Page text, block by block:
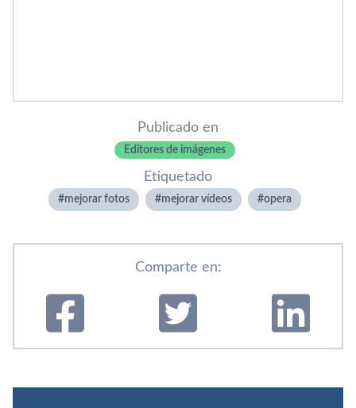
Publicado en
Editores de imágenes
Etiquetado
mejorar fotos mejorar vídeos opera
Comparte en: